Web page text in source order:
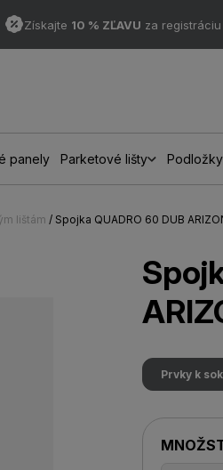
Získajte 10 % ZĽAVU za registráciu
panely Parketové lišty
lištám / Spojka QUADRO 60 DUB
Prvky k